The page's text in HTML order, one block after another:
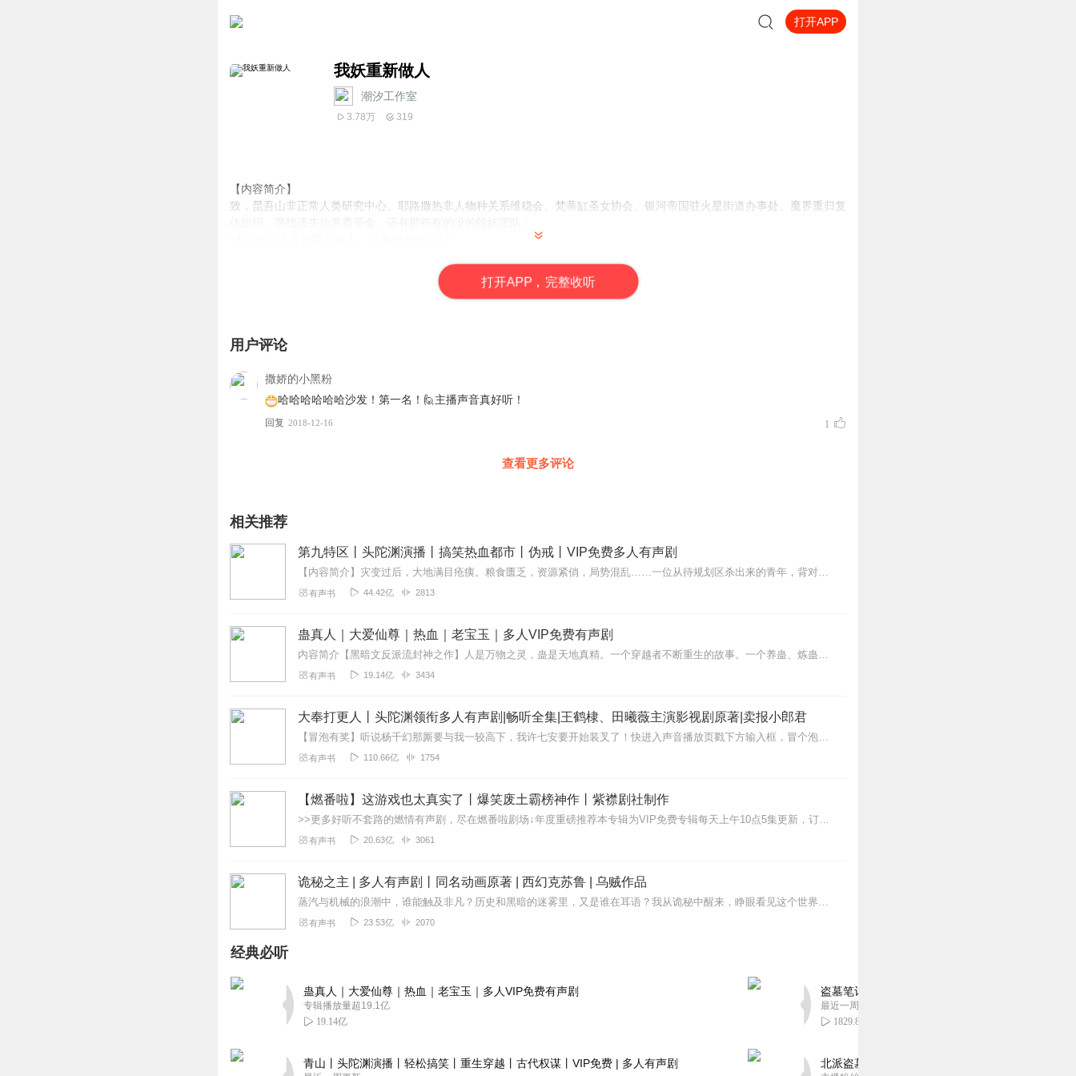
打开APP
我妖重新做人
潮汐工作室
3.78万 319
【内容简介】
致，昆吾山非正常人类研究中心、耶路撒热非人物种关系维稳会、梵蒂缸圣女协会、银河帝国驻火星街道办事处、魔界重归复
将这张纸扔在妖王宝座上，听着殿外那些妖、魔、人、仙、神、外星仁联军震天的杀喊声，木迁淡定地笑了。
他这是落荒而逃？怎么可能，不过是战略性撤退。
作者：柳下西门，网络小说作家。
【购买须知】
1、本作品为付费有声书，前66集为免费试听，购买成功后，即可收听，可下载重复收听。
2、版权归原作者所有，严禁翻录成任何形式，严禁在任何第三方平台传播，违者将追究其法律责任。
4、在购买过程中，如果你有任何问题，可以在微信搜索公众号【bestxmly】或搜索【喜马拉雅付费精品】来随时咨询问题，
打开APP，完整收听
用户评论
撒娇的小黑粉
哈哈哈哈哈哈沙发！第一名！🙋主播声音真好听！
回复 2018-12-16 1
查看更多评论
相关推荐
第九特区丨头陀渊演播丨搞笑热血都市丨伪戒丨VIP免费多人有声剧
【内容简介】灾变过后，大地满目疮痍。粮食匮乏，资源紧俏，局势混乱……一位从待规划区杀出来的青年，背对着漫天黄沙，孤身来到九区谋生，却不曾想偶然结识三五好友，一念...
有声书 44.42亿 2813
蛊真人｜大爱仙尊｜热血｜老宝玉｜多人VIP免费有声剧
内容简介【黑暗文反派流封神之作】人是万物之灵，蛊是天地真精。一个穿越者不断重生的故事。一个养蛊、炼蛊、用蛊的奇特世界。配音组（男角色）老宝玉旁白...
有声书 19.14亿 3434
大奉打更人丨头陀渊领衔多人有声剧|畅听全集|王鹤棣、田曦薇主演影视剧原著|卖报小郎君
【冒泡有奖】听说杨千幻那厮要与我一较高下，我许七安要开始装叉了！快进入声音播放页戳下方输入框，冒个泡偷偷告诉我，我要用哪些诗词才能胜过他？说得好的，有赏！202...
有声书 110.66亿 1754
【燃番啦】这游戏也太真实了丨爆笑废土霸榜神作丨紫襟剧社制作
>>更多好听不套路的燃情有声剧，尽在燃番啦剧场↓年度重磅推荐本专辑为VIP免费专辑每天上午10点5集更新，订阅可以听到最新内容哦！每周抽一个专辑五星优质评论送...
有声书 20.63亿 3061
诡秘之主 | 多人有声剧丨同名动画原著 | 西幻克苏鲁 | 乌贼作品
蒸汽与机械的浪潮中，谁能触及非凡？历史和黑暗的迷雾里，又是谁在耳语？我从诡秘中醒来，睁眼看见这个世界：枪械，大炮，巨舰，飞空艇，差分机；魔药，占卜，诅咒，倒吊人...
有声书 23.53亿 2070
经典必听
蛊真人｜大爱仙尊｜热血｜老宝玉｜多人VIP免费有声剧
专辑播放量超19.1亿
19.14亿
青山丨头陀渊演播丨轻松搞笑丨重生穿越丨古代权谋丨VIP免费 | 多人有声剧
盗墓笔记 全8部丨豪华CV版丨苏尚卿&边江 领衔
最近一周更新
1829.88万
北派盗墓笔记丨头陀渊出品丨悬疑灵异丨摸金校尉